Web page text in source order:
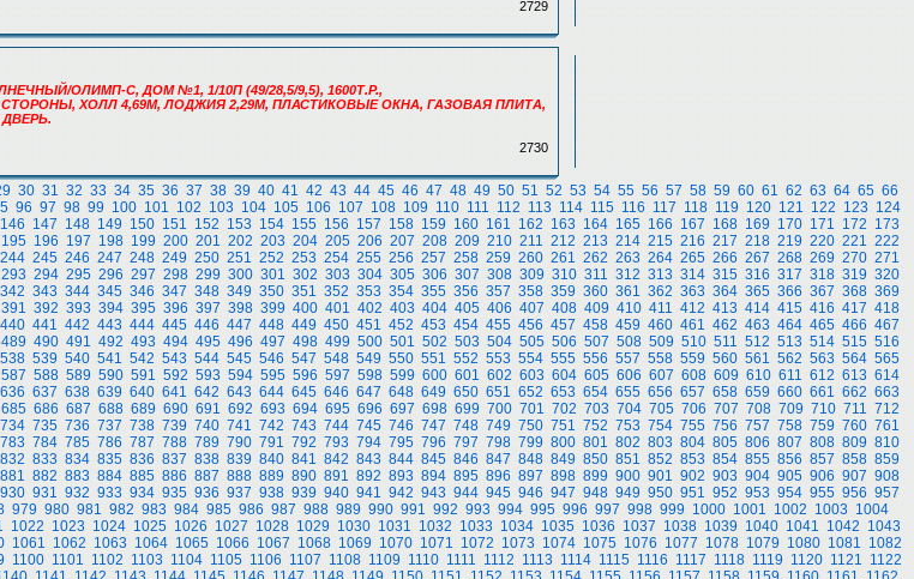
2729
ОЛИМП-С, ДОМ №1, 1/10П (49/28,5/9,5), 1600Т.Р.,
ХОЛЛ 4,69М, ЛОДЖИЯ 2,29М, ПЛАСТИКОВЫЕ ОКНА, ГАЗОВАЯ ПЛИТА,
2730
30 31 32 33 34 35 36 37 38 39 40 41 42 43 44 45 46 47 48 49 50 51 52 53 54 55 56 57 58 59 60 61 62 63 64 65 66
96 97 98 99 100 101 102 103 104 105 106 107 108 109 110 111 112 113 114 115 116 117 118 119 120 121 122 123 124
146 147 148 149 150 151 152 153 154 155 156 157 158 159 160 161 162 163 164 165 166 167 168 169 170 171 172 173
195 196 197 198 199 200 201 202 203 204 205 206 207 208 209 210 211 212 213 214 215 216 217 218 219 220 221 222
244 245 246 247 248 249 250 251 252 253 254 255 256 257 258 259 260 261 262 263 264 265 266 267 268 269 270 271
293 294 295 296 297 298 299 300 301 302 303 304 305 306 307 308 309 310 311 312 313 314 315 316 317 318 319 320
342 343 344 345 346 347 348 349 350 351 352 353 354 355 356 357 358 359 360 361 362 363 364 365 366 367 368 369
391 392 393 394 395 396 397 398 399 400 401 402 403 404 405 406 407 408 409 410 411 412 413 414 415 416 417 418
440 441 442 443 444 445 446 447 448 449 450 451 452 453 454 455 456 457 458 459 460 461 462 463 464 465 466 467
489 490 491 492 493 494 495 496 497 498 499 500 501 502 503 504 505 506 507 508 509 510 511 512 513 514 515 516
538 539 540 541 542 543 544 545 546 547 548 549 550 551 552 553 554 555 556 557 558 559 560 561 562 563 564 565
587 588 589 590 591 592 593 594 595 596 597 598 599 600 601 602 603 604 605 606 607 608 609 610 611 612 613 614
636 637 638 639 640 641 642 643 644 645 646 647 648 649 650 651 652 653 654 655 656 657 658 659 660 661 662 663
685 686 687 688 689 690 691 692 693 694 695 696 697 698 699 700 701 702 703 704 705 706 707 708 709 710 711 712
734 735 736 737 738 739 740 741 742 743 744 745 746 747 748 749 750 751 752 753 754 755 756 757 758 759 760 761
783 784 785 786 787 788 789 790 791 792 793 794 795 796 797 798 799 800 801 802 803 804 805 806 807 808 809 810
832 833 834 835 836 837 838 839 840 841 842 843 844 845 846 847 848 849 850 851 852 853 854 855 856 857 858 859
881 882 883 884 885 886 887 888 889 890 891 892 893 894 895 896 897 898 899 900 901 902 903 904 905 906 907 908
930 931 932 933 934 935 936 937 938 939 940 941 942 943 944 945 946 947 948 949 950 951 952 953 954 955 956 957
979 980 981 982 983 984 985 986 987 988 989 990 991 992 993 994 995 996 997 998 999 1000 1001 1002 1003 1004
1022 1023 1024 1025 1026 1027 1028 1029 1030 1031 1032 1033 1034 1035 1036 1037 1038 1039 1040 1041 1042 1043
1061 1062 1063 1064 1065 1066 1067 1068 1069 1070 1071 1072 1073 1074 1075 1076 1077 1078 1079 1080 1081 1082
1100 1101 1102 1103 1104 1105 1106 1107 1108 1109 1110 1111 1112 1113 1114 1115 1116 1117 1118 1119 1120 1121 1122